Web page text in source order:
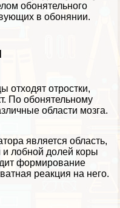
обонятельного
в обонянии.
отходят отростки,
По обонятельному
области мозга.
является область,
лобной долей коры
формирование
реакция на него.